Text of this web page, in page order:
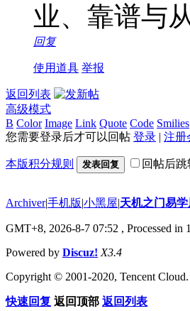
业、靠谱与
回复
使用道具 举报
返回列表
高级模式
B Color Image Link Quote Code Smilies
您需要登录后才可以回帖 登录 | 注册
本版积分规则 发表回复 回帖后
Archiver|手机版|小黑屋|天机之门易
GMT+8, 2026-8-7 07:52 , Processed in
Powered by Discuz! X3.4
Copyright © 2001-2020, Tencent Cloud.
快速回复 返回顶部 返回列表